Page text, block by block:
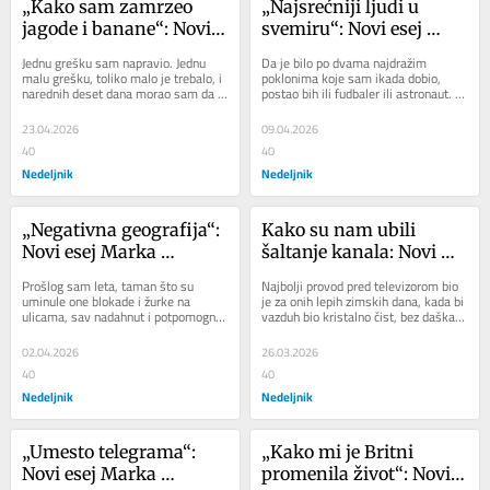
„Kako sam zamrzeo
jagode i banane“: Novi
štampanom izdanju
Nedeljnika
Jednu grešku sam napravio. Jednu
malu grešku, toliko malo je trebalo, i
narednih deset dana morao sam da
zadrhtali...
23.04.2026
40
Nedeljnik
„Najsrećniji ljudi u
svemiru“: Novi esej
štampanom izdanju
Nedeljnika
Da je bilo po dvama najdražim
poklonima koje sam ikada dobio,
postao bih ili fudbaler ili astronaut.
Oba su se dogodila u leto 1990, za
moj sedmi...
09.04.2026
40
Nedeljnik
„Negativna geografija“:
Novi esej Marka
izdanju Nedeljnika
Prošlog sam leta, taman što su
uminule one blokade i žurke na
ulicama, sav nadahnut i potpomognut
Bajagom, pisao o pozitivnoj geografiji
Srbije, o...
02.04.2026
40
Nedeljnik
Kako su nam ubili
šaltanje kanala: Novi
štampanom izdanju
Nedeljnika
Najbolji provod pred televizorom bio
je za onih lepih zimskih dana, kada bi
vazduh bio kristalno čist, bez daška
vetra. U svim drugim slučajevima...
26.03.2026
40
Nedeljnik
„Umesto telegrama“:
Novi esej Marka
„Kako mi je Britni
promenila život“: Novi